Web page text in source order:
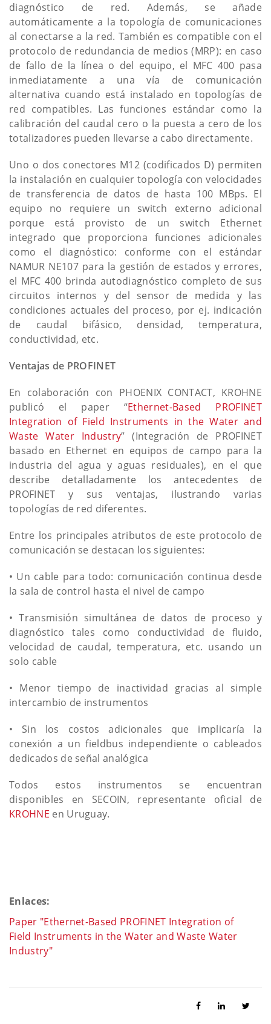
diagnóstico de red. Además, se añade
automáticamente a la topología de comunicaciones
al conectarse a la red. También es compatible con el
protocolo de redundancia de medios (MRP): en caso
de fallo de la línea o del equipo, el MFC 400 pasa
inmediatamente a una vía de comunicación
alternativa cuando está instalado en topologías de
red compatibles. Las funciones estándar como la
calibración del caudal cero o la puesta a cero de los
totalizadores pueden llevarse a cabo directamente.
Uno o dos conectores M12 (codificados D) permiten
la instalación en cualquier topología con velocidades
de transferencia de datos de hasta 100 MBps. El
equipo no requiere un switch externo adicional
porque está provisto de un switch Ethernet
integrado que proporciona funciones adicionales
como el diagnóstico: conforme con el estándar
NAMUR NE107 para la gestión de estados y errores,
el MFC 400 brinda autodiagnóstico completo de sus
circuitos internos y del sensor de medida y las
condiciones actuales del proceso, por ej. indicación
de caudal bifásico, densidad, temperatura,
conductividad, etc.
Ventajas de PROFINET
En colaboración con PHOENIX CONTACT, KROHNE
publicó el paper “Ethernet-Based PROFINET
Integration of Field Instruments in the Water and
Waste Water Industry” (Integración de PROFINET
basado en Ethernet en equipos de campo para la
industria del agua y aguas residuales), en el que
describe detalladamente los antecedentes de
PROFINET y sus ventajas, ilustrando varias
topologías de red diferentes.
Entre los principales atributos de este protocolo de
comunicación se destacan los siguientes:
• Un cable para todo: comunicación continua desde
la sala de control hasta el nivel de campo
• Transmisión simultánea de datos de proceso y
diagnóstico tales como conductividad de fluido,
velocidad de caudal, temperatura, etc. usando un
solo cable
• Menor tiempo de inactividad gracias al simple
intercambio de instrumentos
• Sin los costos adicionales que implicaría la
conexión a un fieldbus independiente o cableados
dedicados de señal analógica
Todos estos instrumentos se encuentran
disponibles en SECOIN, representante oficial de
KROHNE en Uruguay.
Enlaces:
Paper "Ethernet-Based PROFINET Integration of
Field Instruments in the Water and Waste Water
Industry"